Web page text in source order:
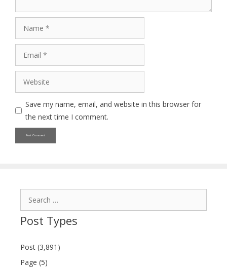
Website
Save my name, email, and website in this browser for
the next time I comment.
Post Types
Post (3,891)
Page (5)